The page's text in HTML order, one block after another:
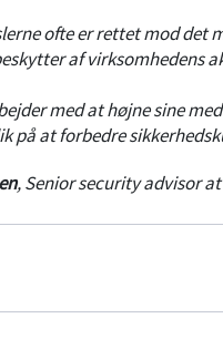
ofte er rettet mod det
af virksomhedens
med at højne sine
på at forbedre
,Senior security advisor